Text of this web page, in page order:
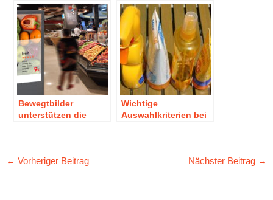
Bewegtbilder
unterstützen die
Wichtige
Auswahlkriterien bei
← Vorheriger Beitrag Nächster Beitrag →